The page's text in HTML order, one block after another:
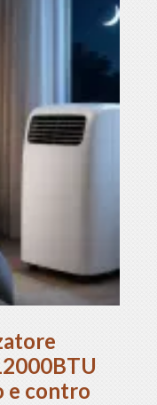
e contro